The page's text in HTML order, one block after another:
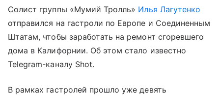
Солист группы «Мумий Тролль» Илья Лагутенко
отправился на гастроли по Европе и Соединенным
Штатам, чтобы заработать на ремонт сгоревшего
дома в Калифорнии. Об этом стало известно
Telegram-каналу Shot.
В рамках гастролей прошло уже девять